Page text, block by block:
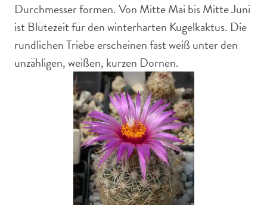
Durchmesser formen. Von Mitte Mai bis Mitte Juni
ist Blütezeit für den winterharten Kugelkaktus. Die
rundlichen Triebe erscheinen fast weiß unter den
unzähligen, weißen, kurzen Dornen.